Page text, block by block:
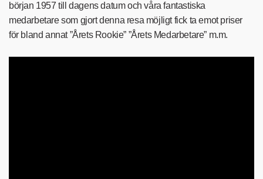
början 1957 till dagens datum och våra fantastiska
medarbetare som gjort denna resa möjligt fick ta emot priser
för bland annat ”Årets Rookie” ”Årets Medarbetare” m.m.